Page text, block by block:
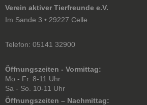
Verein aktiver Tierfreunde e.V.
Im Sande 3 • 29227 Celle
Telefon: 05141 32900
Öffnungszeiten - Vormittag:
Mo - Fr. 8-11 Uhr
Sa - So. 10-11 Uhr
Öffnungszeiten – Nachmittag: